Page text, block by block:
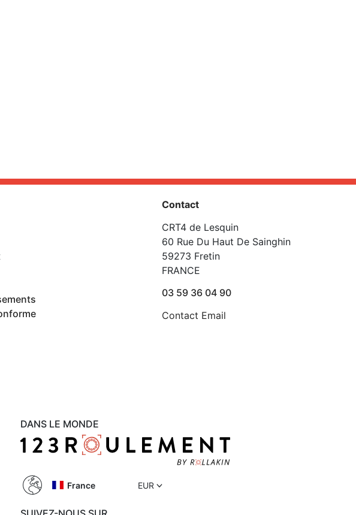
Contact
CRT4 de Lesquin
60 Rue Du Haut De Sainghin
59273 Fretin
FRANCE
03 59 36 04 90
Contact Email
DANS LE MONDE
France EUR